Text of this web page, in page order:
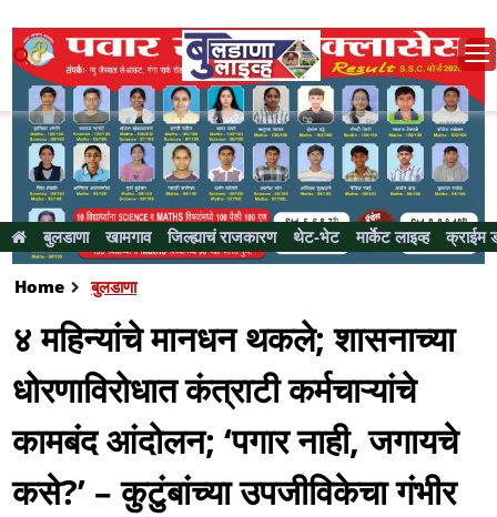
बुलडाणा खामगाव जिल्ह्याचं राजकारण थेट-भेट मार्केट लाइव्ह क्राईम
Home बुलडाणा
४ महिन्यांचे मानधन थकले; शासनाच्या
धोरणाविरोधात कंत्राटी कर्मचाऱ्यांचे
कामबंद आंदोलन; ‘पगार नाही, जगायचे
कसे?’ – कुटुंबांच्या उपजीविकेचा गंभीर